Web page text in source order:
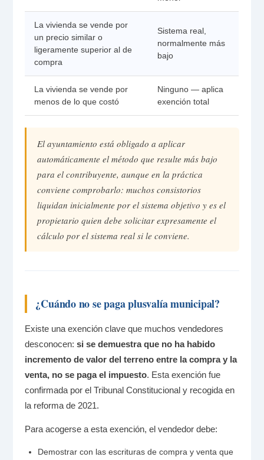
La vivienda se vende por
un precio similar o
ligeramente superior al de
compra
Sistema real,
normalmente más
bajo
La vivienda se vende por
menos de lo que costó
Ninguno — aplica
exención total
El ayuntamiento está obligado a aplicar
automáticamente el método que resulte más bajo
para el contribuyente, aunque en la práctica
conviene comprobarlo: muchos consistorios
liquidan inicialmente por el sistema objetivo y es el
propietario quien debe solicitar expresamente el
cálculo por el sistema real si le conviene.
¿Cuándo no se paga plusvalía municipal?
Existe una exención clave que muchos vendedores
desconocen:si se demuestra que no ha habido
incremento de valor del terreno entre la compra y la
venta, no se paga el impuesto. Esta exención fue
confirmada por el Tribunal Constitucional y recogida en
la reforma de 2021.
Para acogerse a esta exención, el vendedor debe:
Demostrar con las escrituras de compra y venta que